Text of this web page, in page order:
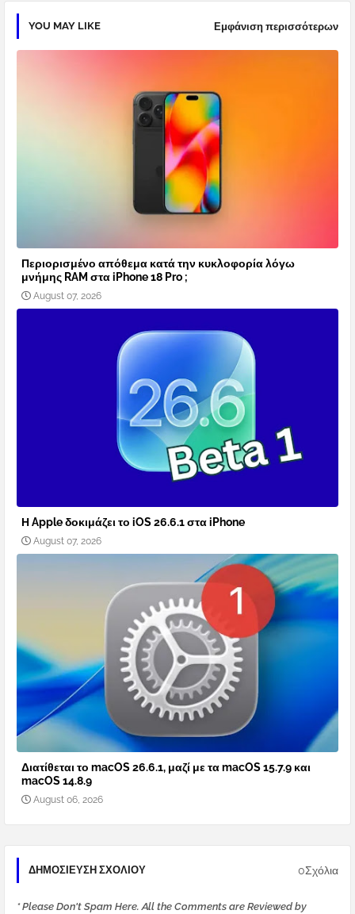
YOU MAY LIKE Εμφάνιση περισσότερων
Περιορισμένο απόθεμα κατά την κυκλοφορία λόγω
μνήμης RAM στα iPhone 18 Pro ;
August 07, 2026
Η Apple δοκιμάζει το iOS 26.6.1 στα iPhone
August 07, 2026
Διατίθεται το macOS 26.6.1, μαζί με τα macOS 15.7.9 και
macOS 14.8.9
August 06, 2026
ΔΗΜΟΣΊΕΥΣΗ ΣΧΟΛΊΟΥ 0Σχόλια
* Please Don't Spam Here. All the Comments are Reviewed by